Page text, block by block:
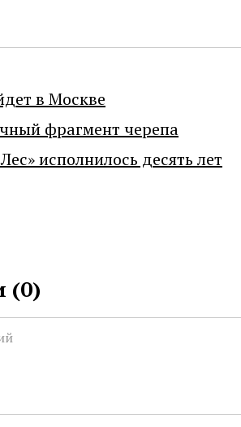
в Москве
фрагмент черепа
исполнилось десять лет
(0)